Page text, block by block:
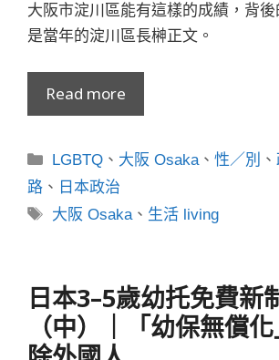
大阪市淀川區能有這樣的成績，背
是當年的淀川區長榊正文。
Read more
分
類
LGBTQ 、 大阪 Osaka、性／別 、
路 、 日本政治
標
大阪 Osaka、 生活 living
日本3–5歲幼托免費新
（中）｜「幼保無償